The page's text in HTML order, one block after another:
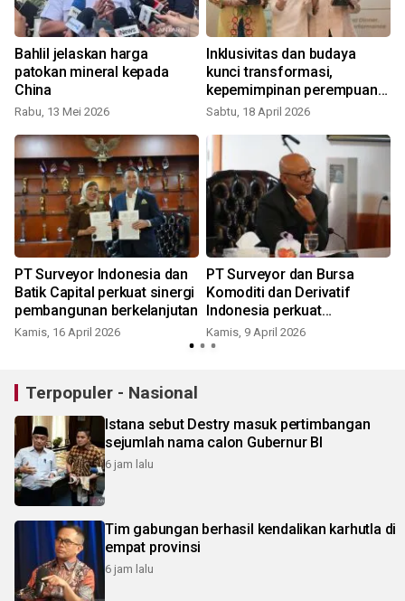
Bahlil jelaskan harga
patokan mineral kepada
China
Rabu, 13 Mei 2026
Inklusivitas dan budaya
kunci transformasi,
kepemimpinan perempuan
di industri
Sabtu, 18 April 2026
PT Surveyor Indonesia dan
Batik Capital perkuat sinergi
pembangunan berkelanjutan
Kamis, 16 April 2026
PT Surveyor dan Bursa
Komoditi dan Derivatif
Indonesia perkuat
Renewable Energy
Certificate Nasional
Kamis, 9 April 2026
Terpopuler - Nasional
Istana sebut Destry masuk pertimbangan
sejumlah nama calon Gubernur BI
6 jam lalu
Tim gabungan berhasil kendalikan karhutla di
empat provinsi
6 jam lalu